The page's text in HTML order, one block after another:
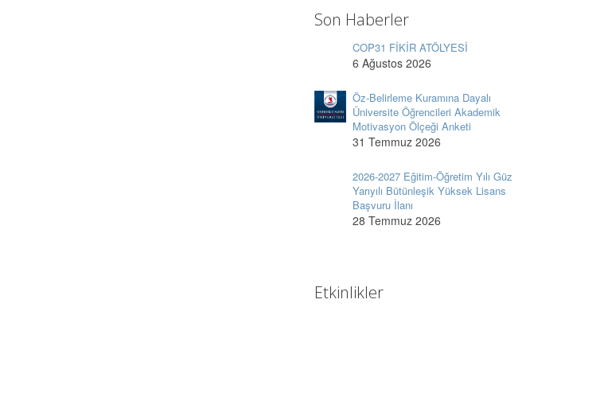
Son Haberler
COP31 FİKİR ATÖLYESİ
6 Ağustos 2026
Öz-Belirleme Kuramına Dayalı
Üniversite Öğrencileri Akademik
Motivasyon Ölçeği Anketi
31 Temmuz 2026
2026-2027 Eğitim-Öğretim Yılı Güz
Yarıyılı Bütünleşik Yüksek Lisans
Başvuru İlanı
28 Temmuz 2026
Etkinlikler